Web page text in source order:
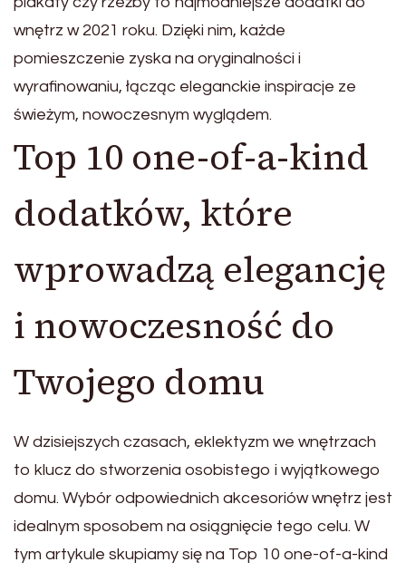
wnętrz w 2021 roku. Dzięki nim, każde
pomieszczenie zyska na oryginalności i
wyrafinowaniu, łącząc eleganckie inspiracje ze
świeżym, nowoczesnym wyglądem.
Top 10 one-of-a-kind
dodatków, które
wprowadzą elegancję
i nowoczesność do
Twojego domu
W dzisiejszych czasach, eklektyzm we wnętrzach
to klucz do stworzenia osobistego i wyjątkowego
domu. Wybór odpowiednich akcesoriów wnętrz jest
idealnym sposobem na osiągnięcie tego celu. W
tym artykule skupiamy się na Top 10 one-of-a-kind